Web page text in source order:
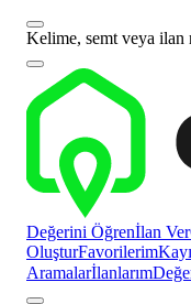
Kelime, semt veya ilan
Değerini Öğrenİlan Ver
OluşturFavorilerim
Aramalarİlanlarım